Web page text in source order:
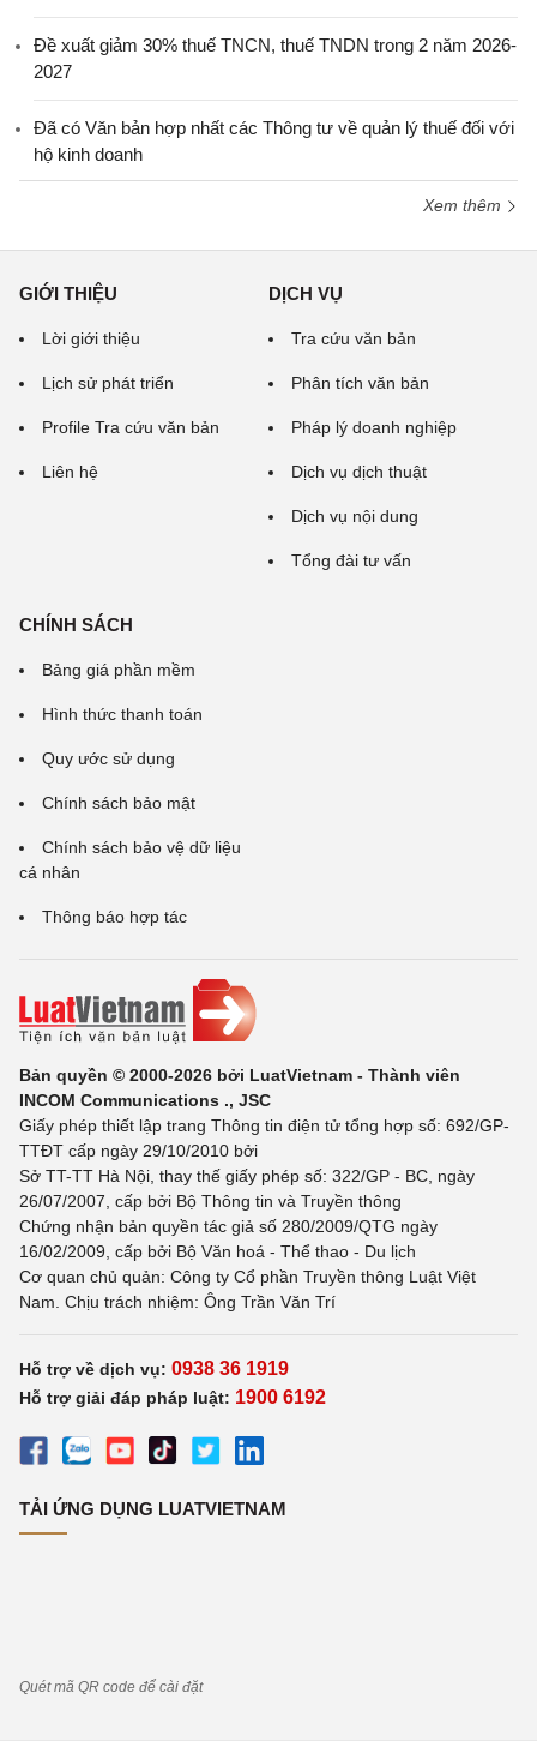
Đề xuất giảm 30% thuế TNCN, thuế TNDN trong 2 năm 2026-
2027
Đã có Văn bản hợp nhất các Thông tư về quản lý thuế đối với
hộ kinh doanh
Xem thêm
GIỚI THIỆU
Lời giới thiệu
Lịch sử phát triển
Profile Tra cứu văn bản
Liên hệ
DỊCH VỤ
Tra cứu văn bản
Phân tích văn bản
Pháp lý doanh nghiệp
Dịch vụ dịch thuật
Dịch vụ nội dung
Tổng đài tư vấn
CHÍNH SÁCH
Bảng giá phần mềm
Hình thức thanh toán
Quy ước sử dụng
Chính sách bảo mật
Chính sách bảo vệ dữ liệu
cá nhân
Thông báo hợp tác
Bản quyền © 2000-2026 bởi LuatVietnam - Thành viên
INCOM Communications ., JSC
Giấy phép thiết lập trang Thông tin điện tử tổng hợp số: 692/GP-
TTĐT cấp ngày 29/10/2010 bởi
Sở TT-TT Hà Nội, thay thế giấy phép số: 322/GP - BC, ngày
26/07/2007, cấp bởi Bộ Thông tin và Truyền thông
Chứng nhận bản quyền tác giả số 280/2009/QTG ngày
16/02/2009, cấp bởi Bộ Văn hoá - Thể thao - Du lịch
Cơ quan chủ quản: Công ty Cổ phần Truyền thông Luật Việt
Nam. Chịu trách nhiệm: Ông Trần Văn Trí
Hỗ trợ về dịch vụ: 0938 36 1919
Hỗ trợ giải đáp pháp luật: 1900 6192
TẢI ỨNG DỤNG LUATVIETNAM
Quét mã QR code để cài đặt